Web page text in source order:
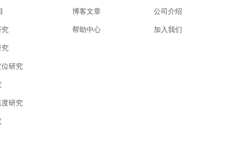
究
究
研究
研究
博客文章
帮助中心
公司介绍
加入我们